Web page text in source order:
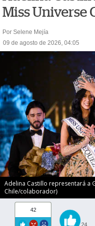
Miss Universe
Por Selene Mejía
09 de agosto de 2026, 04:05
Adelina Castillo representará a
Chile/colaborador)
42
24